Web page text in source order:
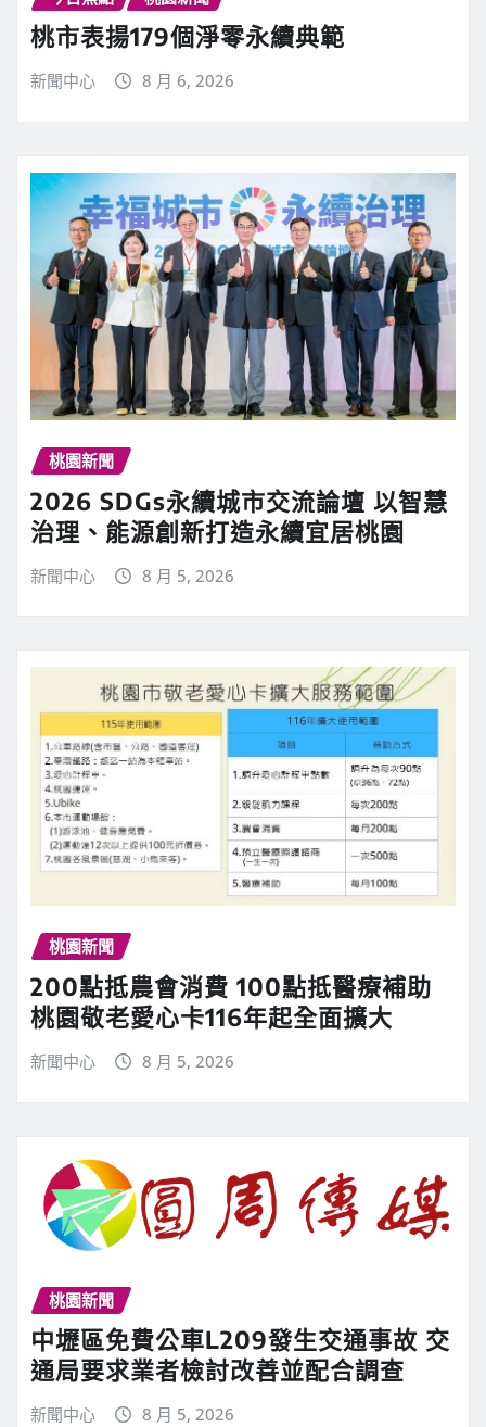
桃市表揚179個淨零永續典範
新聞中心 8 月 6, 2026
桃園新聞
2026 SDGs永續城市交流論壇 以智慧
治理、能源創新打造永續宜居桃園
新聞中心 8 月 5, 2026
桃園新聞
200點抵農會消費 100點抵醫療補助
桃園敬老愛心卡116年起全面擴大
新聞中心 8 月 5, 2026
桃園新聞
中壢區免費公車L209發生交通事故 交
通局要求業者檢討改善並配合調查
新聞中心 8 月 5, 2026